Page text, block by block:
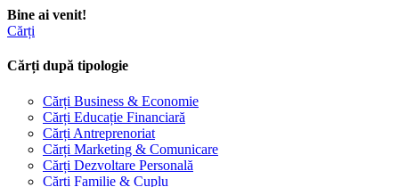
Bine ai venit!
Cărți
Cărți după tipologie
Cărți Business & Economie
Cărți Educație Financiară
Cărți Antreprenoriat
Cărți Marketing & Comunicare
Cărți Dezvoltare Personală
Cărți Familie & Cuplu